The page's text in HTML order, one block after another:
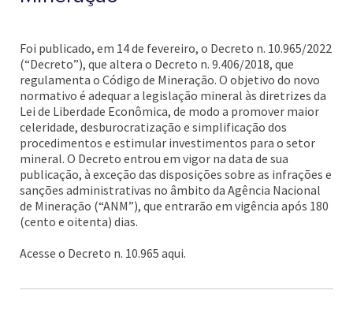
Foi publicado, em 14 de fevereiro, o Decreto n. 10.965/2022
(“Decreto”), que altera o Decreto n. 9.406/2018, que
regulamenta o Código de Mineração. O objetivo do novo
normativo é adequar a legislação mineral às diretrizes da
Lei de Liberdade Econômica, de modo a promover maior
celeridade, desburocratização e simplificação dos
procedimentos e estimular investimentos para o setor
mineral. O Decreto entrou em vigor na data de sua
publicação, à exceção das disposições sobre as infrações e
sanções administrativas no âmbito da Agência Nacional
de Mineração (“ANM”), que entrarão em vigência após 180
(cento e oitenta) dias.
Acesse o Decreto n. 10.965 aqui.